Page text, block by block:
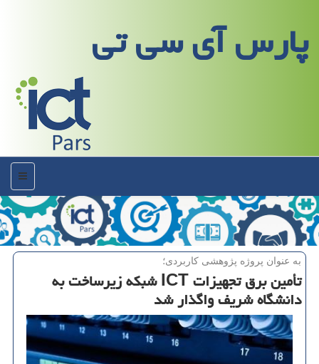
پارس آی سی تی
منو
به عنوان پروژه پژوهشی كاربردی؛
تأمین برق تجهیزات ICT شبكه زیرساخت به
دانشگاه شریف واگذار شد